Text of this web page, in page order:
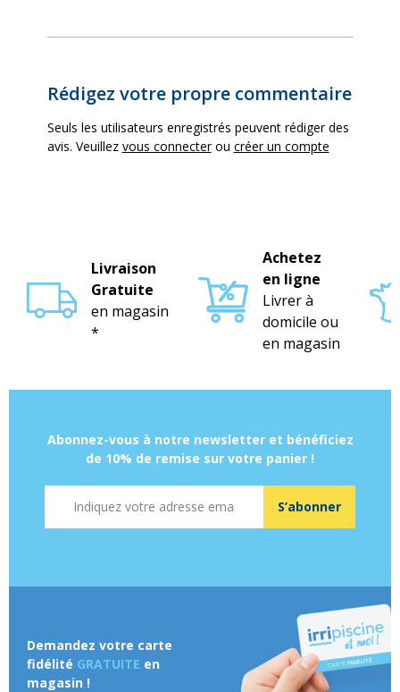
Rédigez votre propre commentaire
Seuls les utilisateurs enregistrés peuvent rédiger des
avis. Veuillez vous connecterou créer un compte
Livraison
Gratuite
en magasin
*
Achetez
en ligne
Livrer à
domicile ou
en magasin
Abonnez-vous à notre newsletter et bénéficiez
de 10% de remise sur votre panier !
S’abonner
Demandez votre carte
fidélité GRATUITE en
magasin !